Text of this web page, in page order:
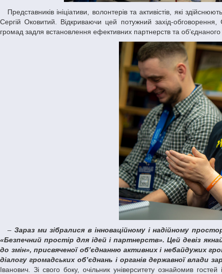
Представників ініціативи, волонтерів та активістів, які здійснюють свою діяльність у Дніпропетровській області, на локації ДНУ радо вітав ректор
Сергій Оковитий. Відкриваючи цей потужний захід-обговорення,
громад задля встановлення ефективних партнерств та
Зараз ми зібралися в інноваційному і надійному
«Безпечний простір для ідей і партнерств». Цей девіз
до змін», присвяченої об’єднанню активних і небайдужих
діалогу громадських об’єднань і органів державної влади
Іванович. Зі свого боку, очільник університету ознайомив